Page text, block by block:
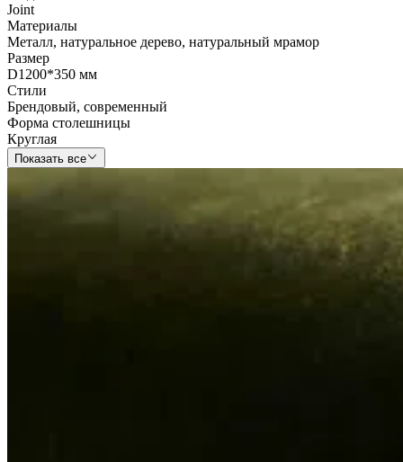
Joint
Материалы
Металл, натуральное дерево, натуральный мрамор
Размер
D1200*350 мм
Стили
Брендовый, современный
Форма столешницы
Круглая
Показать все